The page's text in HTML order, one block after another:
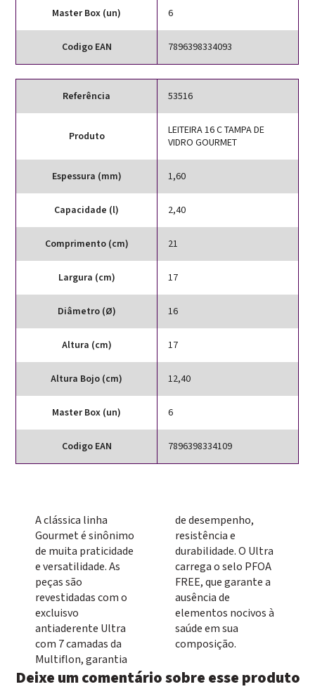
Master Box (un) 6
Codigo EAN 7896398334093
Referência 53516
Produto
LEITEIRA 16 C TAMPA DE
VIDRO GOURMET
Espessura (mm) 1,60
Capacidade (l) 2,40
Comprimento (cm) 21
Largura (cm) 17
Diâmetro (Ø) 16
Altura (cm) 17
Altura Bojo (cm) 12,40
Master Box (un) 6
Codigo EAN 7896398334109
A clássica linha
Gourmet é sinônimo
de muita praticidade
e versatilidade. As
peças são
revestidadas com o
excluisvo
antiaderente Ultra
com 7 camadas da
Multiflon, garantia
de desempenho,
resistência e
durabilidade. O Ultra
carrega o selo PFOA
FREE, que garante a
ausência de
elementos nocivos à
saúde em sua
composição.
Deixe um comentário sobre esse produto